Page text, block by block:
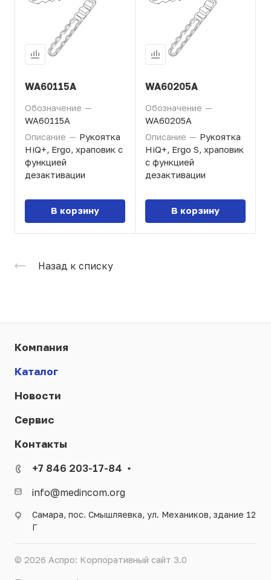
WA60115A
Обозначение —
WA60115A
Описание — Рукоятка
HiQ+, Ergo, храповик с
функцией
дезактивации
В корзину
WA60205A
Обозначение —
WA60205A
Описание — Рукоятка
HiQ+, Ergo S, храповик
с функцией
дезактивации
В корзину
Назад к списку
Компания
Каталог
Новости
Сервис
Контакты
+7 846 203-17-84
info@medincom.org
Самара, пос. Смышляевка, ул. Механиков, здание 12
Г
© 2026 Аспро: Корпоративный сайт 3.0